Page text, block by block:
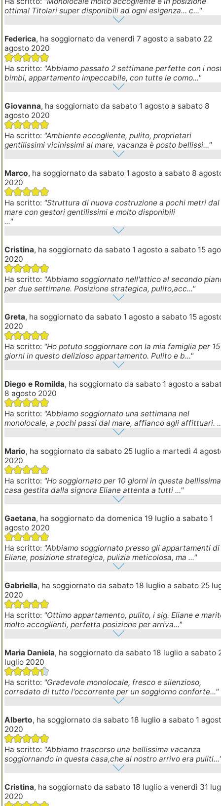
ottima! Titolari super disponibili ad ogni esigenza... c..."
Federica, ha soggiornato da venerdì 7 agosto a sabato 22
agosto 2020
Ha scritto: "Abbiamo passato 2 settimane perfette con i
bimbi, appartamento impeccabile, con tutte le como..."
Giovanna, ha soggiornato da sabato 1 agosto a sabato 8
agosto 2020
Ha scritto: "Ambiente accogliente, pulito, proprietari
gentilissimi vicinissimi al mare, vacanza è posto bellissi..."
Marco, ha soggiornato da sabato 1 agosto a sabato 8
2020
Ha scritto: "Struttura di nuova costruzione a pochi metri dal
mare con gestori gentilissimi e molto disponibili
..."
Cristina, ha soggiornato da sabato 1 agosto a sabato 15
2020
Ha scritto: "Abbiamo soggiornato nell'attico al secondo
per due settimane. Posizione strategica, pulito,acc..."
Greta, ha soggiornato da sabato 1 agosto a sabato 15
2020
Ha scritto: "Ho potuto soggiornare con la mia famiglia per 15
giorni in questo delizioso appartamento. Pulito e b..."
Diego e Romilda, ha soggiornato da sabato 1 agosto a
8 agosto 2020
Ha scritto: "Abbiamo soggiornato una settimana nel
monolocale, a pochi passi dal mare, affianco agli affittuari.
Mario, ha soggiornato da sabato 25 luglio a martedì 4
2020
Ha scritto: "Ho soggiornato per 10 giorni in questa bellissima
casa gestita dalla signora Eliane attenta a tutti ..."
Gaetana, ha soggiornato da domenica 19 luglio a sabato 1
agosto 2020
Ha scritto: "Abbiamo soggiornato presso gli appartamenti di
Eliane, posizione strategica, pulizia meticolosa, ma ..."
Gabriella, ha soggiornato da sabato 18 luglio a sabato 25
2020
Ha scritto: "Ottimo appartamento, pulito, i sig. Eliane e
molto accoglienti, perfetta posizione per arriva..."
Maria Daniela, ha soggiornato da sabato 18 luglio a sabato
luglio 2020
Ha scritto: "Gradevole monolocale, fresco e silenzioso,
corredato di tutto l'occorrente per un soggiorno conforte..."
Alberto, ha soggiornato da sabato 18 luglio a sabato 1
2020
Ha scritto: "Abbiamo trascorso una bellissima vacanza
soggiornando in questa casa,che al nostro arrivo era
Cristina, ha soggiornato da sabato 18 luglio a venerdì 31
2020